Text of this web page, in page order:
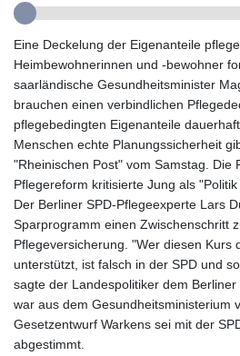
GHS
GMD
GNF
GTQ
GYD
HKD
HNL
HRK
HTG
HUF
IDR
ILS
IMP
INR
Eine Deckelung der Eigenanteile
Heimbewohnerinnen und -bewohner
saarländische Gesundheitsminister
brauchen einen verbindlichen
pflegebedingten Eigenanteile
Menschen echte Planungssicherheit
"Rheinischen Post" vom Samstag. Die
Pflegereform kritisierte Jung als
Der Berliner SPD-Pflegeexperte Lars
Sparprogramm einen Zwischenschritt
Pflegeversicherung. "Wer diesen Kurs
unterstützt, ist falsch in der SPD und
sagte der Landespolitiker dem
war aus dem Gesundheitsministerium
Gesetzentwurf Warkens sei mit der
abgestimmt.